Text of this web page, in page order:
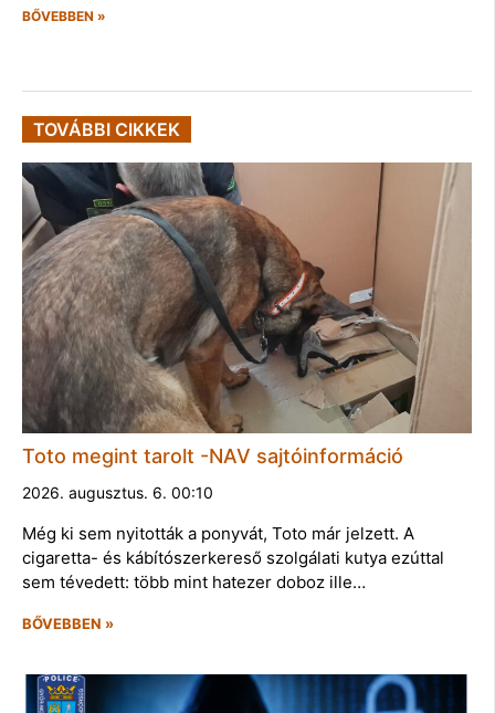
BŐVEBBEN »
TOVÁBBI CIKKEK
Toto megint tarolt -NAV sajtóinformáció
2026. augusztus. 6. 00:10
Még ki sem nyitották a ponyvát, Toto már jelzett. A
cigaretta- és kábítószerkereső szolgálati kutya ezúttal
sem tévedett: több mint hatezer doboz ille…
BŐVEBBEN »